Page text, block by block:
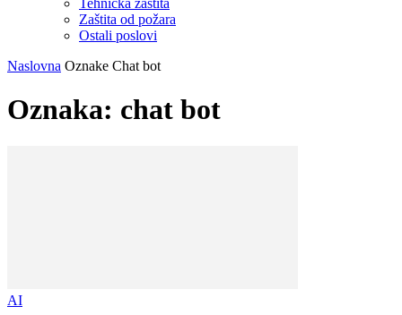
Tehnička zaštita
Zaštita od požara
Ostali poslovi
Naslovna Oznake Chat bot
Oznaka: chat bot
AI